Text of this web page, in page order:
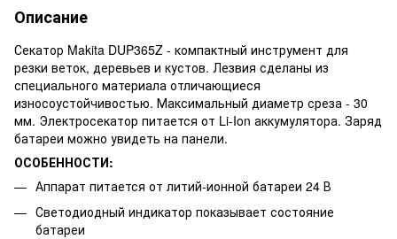
Описание
Секатор Makita DUP365Z - компактный инструмент для
резки веток, деревьев и кустов. Лезвия сделаны из
специального материала отличающиеся
износоустойчивостью. Максимальный диаметр среза - 30
мм. Электросекатор питается от Li-Ion аккумулятора. Заряд
батареи можно увидеть на панели.
ОСОБЕННОСТИ:
Аппарат питается от литий-ионной батареи 24 В
Светодиодный индикатор показывает состояние
батареи